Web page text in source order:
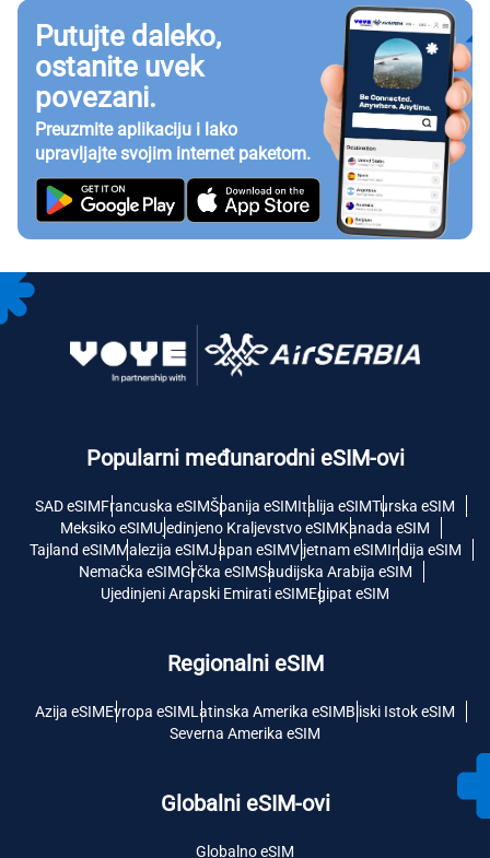
Putujte daleko,
ostanite uvek
povezani.
Preuzmite aplikaciju i lako
upravljajte svojim internet paketom.
Popularni međunarodni eSIM-ovi
SAD eSIMFrancuska eSIMŠpanija eSIMItalija eSIMTurska eSIM
Meksiko eSIMUjedinjeno Kraljevstvo eSIMKanada eSIM
Tajland eSIMMalezija eSIMJapan eSIMVijetnam eSIMIndija eSIM
Nemačka eSIMGrčka eSIMSaudijska Arabija eSIM
Ujedinjeni Arapski Emirati eSIMEgipat eSIM
Regionalni eSIM
Azija eSIMEvropa eSIMLatinska Amerika eSIMBliski Istok eSIM
Severna Amerika eSIM
Globalni eSIM-ovi
Globalno eSIM